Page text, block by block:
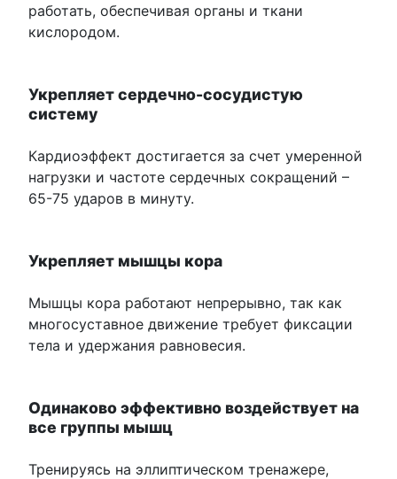
работать, обеспечивая органы и ткани
кислородом.
Укрепляет сердечно-сосудистую
систему
Кардиоэффект достигается за счет умеренной
нагрузки и частоте сердечных сокращений –
65-75 ударов в минуту.
Укрепляет мышцы кора
Мышцы кора работают непрерывно, так как
многосуставное движение требует фиксации
тела и удержания равновесия.
Одинаково эффективно воздействует на
все группы мышц
Тренируясь на эллиптическом тренажере,